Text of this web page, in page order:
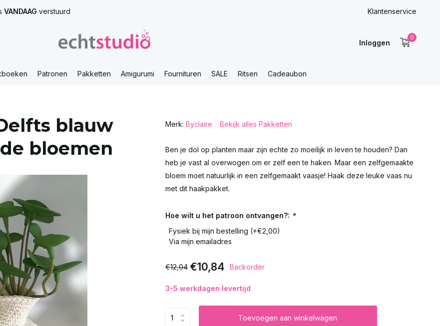
VANDAAG verstuurd Klantenservice
Inloggen
0
Patronen Pakketten Amigurumi Fournituren SALE Ritsen Cadeaubon
blauw
bloemen
Merk: Byclaire Bekijk alles Pakketten
Ben je dol op planten maar zijn echte zo moeilijk in leven te houden? Dan
heb je vast al overwogen om er zelf een te haken. Maar een zelfgemaakte
bloem moet natuurlijk in een zelfgemaakt vaasje! Haak deze leuke vaas nu
met dit haakpakket.
Hoe wilt u het patroon ontvangen?: *
Fysiek bij mijn bestelling (+€2,00)
Via mijn emailadres
€12,04 €10,84 Backorder
3-5 werkdagen levertijd
Toevoegen aan winkelwagen